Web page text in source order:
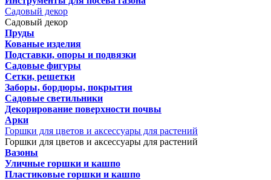
Садовый декор
Садовый декор
Пруды
Кованые изделия
Подставки, опоры и подвязки
Садовые фигуры
Сетки, решетки
Заборы, бордюры, покрытия
Садовые светильники
Декорирование поверхности почвы
Арки
Горшки для цветов и аксессуары для растений
Горшки для цветов и аксессуары для растений
Вазоны
Уличные горшки и кашпо
Пластиковые горшки и кашпо